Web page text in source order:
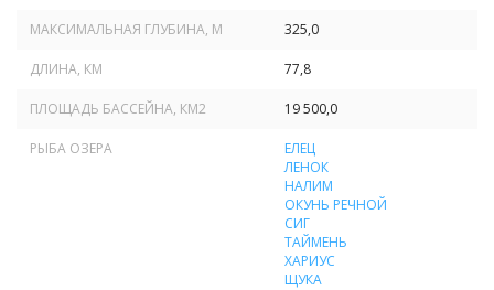
МАКСИМАЛЬНАЯ ГЛУБИНА, М 325,0
ДЛИНА, КМ 77,8
ПЛОЩАДЬ БАССЕЙНА, КМ2 19 500,0
РЫБА ОЗЕРА
ЕЛЕЦ
ЛЕНОК
НАЛИМ
ОКУНЬ РЕЧНОЙ
СИГ
ТАЙМЕНЬ
ХАРИУС
ЩУКА